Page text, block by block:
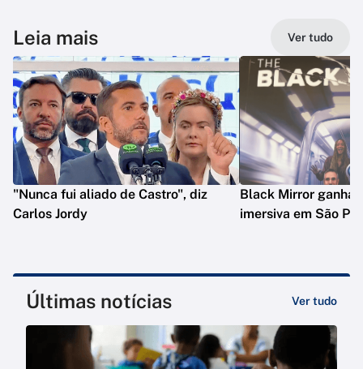
Leia mais Ver tudo
"Nunca fui aliado de Castro", diz
Carlos Jordy
Black Mirror ganha
imersiva em São
Últimas notícias Ver tudo